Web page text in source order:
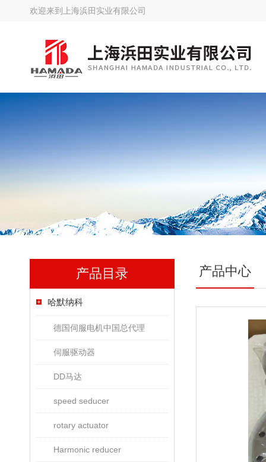
欢迎来到 上海浜田实业有限公司
产品目录
哈默纳科
德国伺服电机中国总代理
伺服驱动器
DD马达
speed seducer
rotary actuator
Harmonic reducer
产品中心